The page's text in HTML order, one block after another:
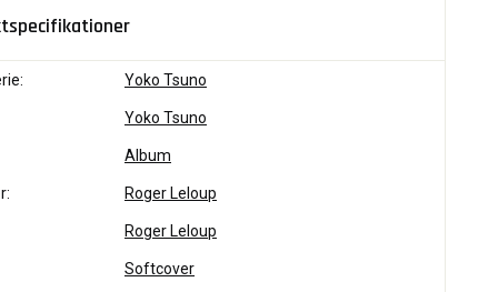
Yoko Tsuno
Yoko Tsuno
Album
Roger Leloup
Roger Leloup
Softcover